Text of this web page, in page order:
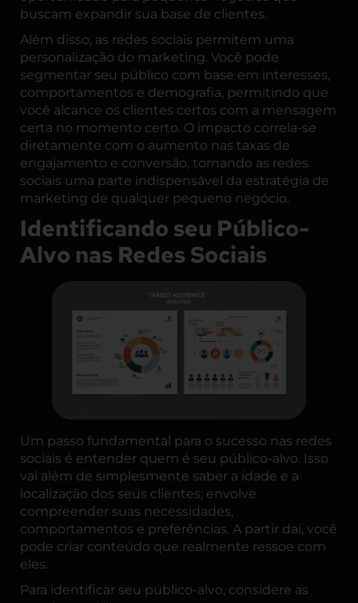
buscam expandir sua base de clientes.
Além disso, as redes sociais permitem uma
personalização do marketing. Você pode
segmentar seu público com base em interesses,
comportamentos e demografia, permitindo que
você alcance os clientes certos com a mensagem
certa no momento certo. O impacto correla-se
diretamente com o aumento nas taxas de
engajamento e conversão, tornando as redes
sociais uma parte indispensável da estratégia de
marketing de qualquer pequeno negócio.
Identificando seu Público-
Alvo nas Redes Sociais
Um passo fundamental para o sucesso nas redes
sociais é entender quem é seu público-alvo. Isso
vai além de simplesmente saber a idade e a
localização dos seus clientes; envolve
compreender suas necessidades,
comportamentos e preferências. A partir daí, você
pode criar conteúdo que realmente ressoe com
eles.
Para identificar seu público-alvo, considere as